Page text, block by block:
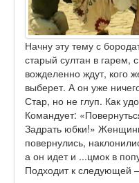
Начну эту тему с
старый султан в гарем,
вожделенно ждут, кого
выберет. А он уже
Стар, но не глуп. Как
Командует:
Задрать юбки!»
повернулись,
а он идет и ...цмок в
Подходит к следующей